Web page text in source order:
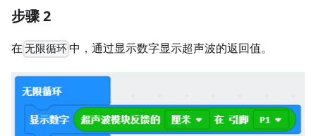
步骤 2
在 无限循环中，通过显示数字显示超声波的返回值。